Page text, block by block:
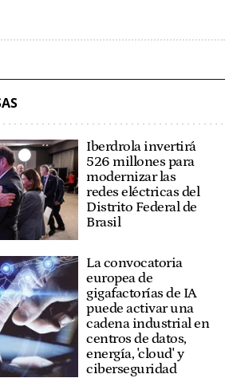
Iberdrola invertirá
526 millones para
modernizar las
redes eléctricas del
Distrito Federal de
Brasil
La convocatoria
europea de
gigafactorías de IA
puede activar una
cadena industrial en
centros de datos,
energía, 'cloud' y
ciberseguridad